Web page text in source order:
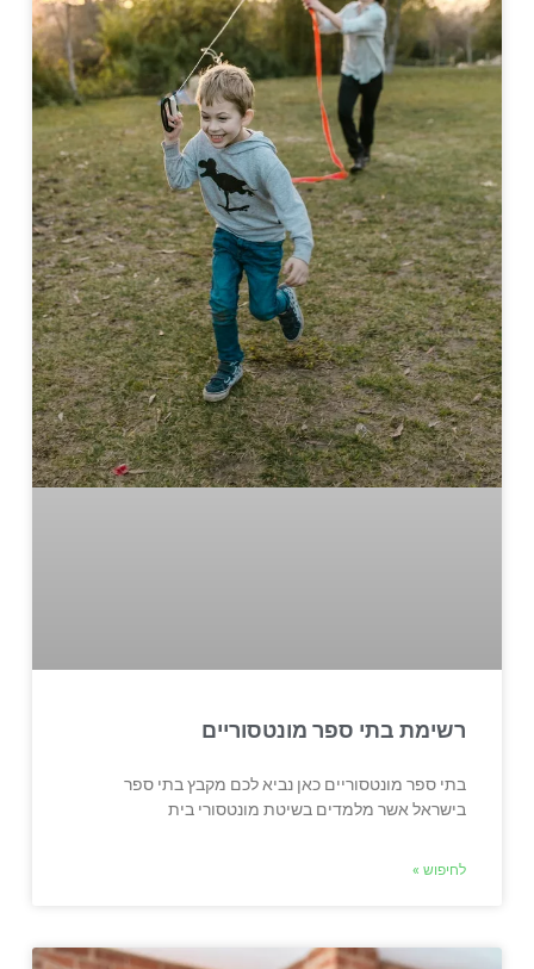
רשימת בתי ספר מונטסוריים
בתי ספר מונטסוריים כאן נביא לכם מקבץ בתי ספר
בישראל אשר מלמדים בשיטת מונטסורי בית
לחיפוש »